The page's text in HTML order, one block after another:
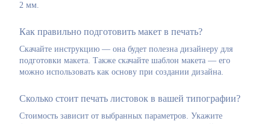
2 мм.
Как правильно подготовить макет в печать?
Скачайте инструкцию — она будет полезна дизайнеру для
подготовки макета. Также скачайте шаблон макета — его
можно использовать как основу при создании дизайна.
Сколько стоит печать листовок в вашей типографии?
Стоимость зависит от выбранных параметров. Укажите